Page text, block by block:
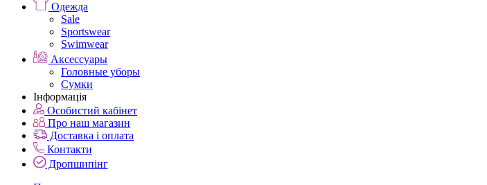
Одежда
Sale
Sportswear
Swimwear
Аксессуары
Головные уборы
Сумки
Інформація
Особистий кабінет
Про наш магазин
Доставка і оплата
Контакти
Дропшипінг